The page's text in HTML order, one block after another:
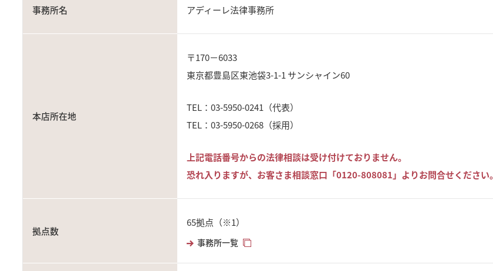
事務所名 アディーレ法律事務所
本店所在地
〒170－6033
東京都豊島区東池袋3-1-1 サンシャイン60
TEL：03-5950-0241（代表）
TEL：03-5950-0268（採用）
上記電話番号からの法律相談は受け付けておりません。
恐れ入りますが、お客さま相談窓口「0120-808081」よりお問合せください。
拠点数
65拠点（※1）
事務所一覧